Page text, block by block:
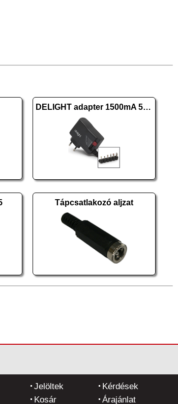
DELIGHT adapter 1500mA 55056B
Tápcsatlakozó aljzat
Jelöltek
Kosár
Kérdések
Árajánlat